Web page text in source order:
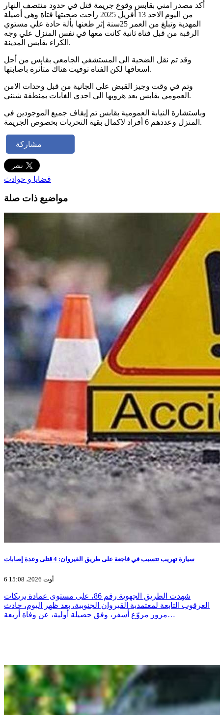
أكد مصدر امني بقابس وقوع جريمة قتل في حدود منتصف النهار
من اليوم الاحد 13 أفريل 2025 راحت ضحيتها فتاة وهي أصيلة
المهدية وتبلغ من العمر 25سنة إثر طعنها بألة حادة علي مستوي
الرقبة من قبل فتاة ثانية كانت معها في نفس المنزل علي وجه
الكراء بقابس المدينة.
وقد تم نقل الضحية الي المستشفي الجامعي بقابس من أجل
اسعافها لكن الفتاة توفيت هناك متأثرة باصابتها.
وتم في وقت وجيز القبض على الجانية من قبل وحدات الامن
العمومي بقابس بعد هروبها الي احدي الغابات بمنطقة شنني.
وباستشارة النيابة العمومية بقابس تم إيقاف جميع الموجودين في
المنزل وعددهم 6 أفراد لاكمال بقية التحريات بخصوص الجريمة.
مشاركة
قضايا و حوادث
مواضيع ذات صلة
سيارة تهريب تتسبب في فاجعة على طريق القيروان: 4 قتلى وعدة إصابات
6 أوت 2026، 15:08
شهدت الطريق الجهوية رقم 86، على مستوى عمادة بريكات
العرقوب التابعة لمعتمدية القيروان الجنوبية، بعد ظهر اليوم، حادث
مرور مروّع أسفر، وفق حصيلة أولية، عن وفاة أربعة…